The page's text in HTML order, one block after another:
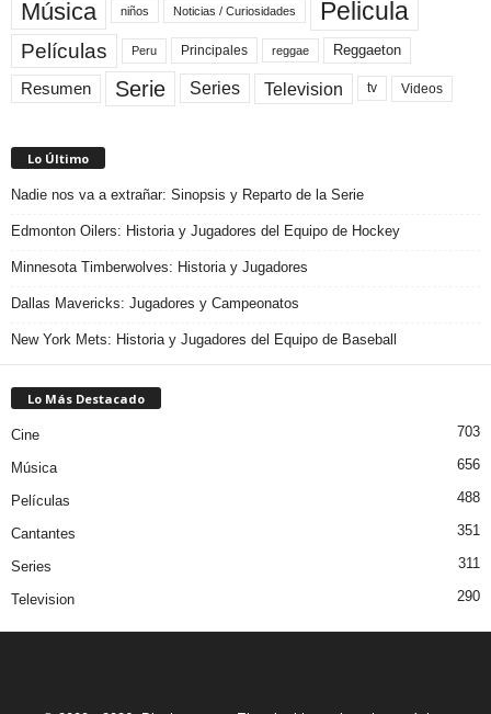
Música niños Noticias / Curiosidades Pelicula
Películas Peru Principales reggae Reggaeton
Resumen Serie Series Television tv Videos
Lo Último
Nadie nos va a extrañar: Sinopsis y Reparto de la Serie
Edmonton Oilers: Historia y Jugadores del Equipo de Hockey
Minnesota Timberwolves: Historia y Jugadores
Dallas Mavericks: Jugadores y Campeonatos
New York Mets: Historia y Jugadores del Equipo de Baseball
Lo Más Destacado
Cine 703
Música 656
Películas 488
Cantantes 351
Series 311
Television 290